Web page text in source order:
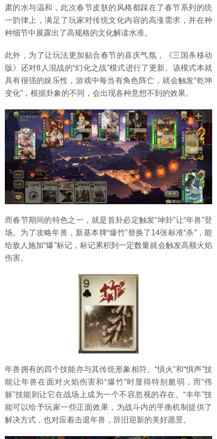
肃的水与温和，此次春节皮肤的风格都踩在了春节系列的统
一韵律上，满足了玩家对传统文化内容的高涨需求，并在种
种细节中展露出了高规格的文化解读水准。
此外，为了让玩法更加贴合春节的喜庆气氛，《三国杀移动
版》还对8人混战的“幻化之战”模式进行了更新。该模式本就
具有很强的娱乐性，游戏中每当有角色阵亡，就会触发“乾坤
变化”，根据卦象的不同，会出现各种意想不到的效果。
而春节期间的特色之一，就是首卦必定触发“坤卦”让“年兽”登
场。为了攻略年兽，新基本牌“爆竹”替换了14张标准“杀”，能
给敌人施加“爆”标记，标记累积到一定数量就会触发高额火焰
伤害。
年兽拥有的四个技能亦与其传统形象相符。“惧火”和“惧声”技
能让年兽在面对火焰伤害和“爆竹”时显得特别脆弱，而“伟
躯”技能则让它在战场上成为一个不容忽视的存在。“丰年”技
能可以给予玩家一些正面效果，为战斗内的平衡机制提供了
解决方式，也对应着击退年兽，辞旧迎新的美好愿景。